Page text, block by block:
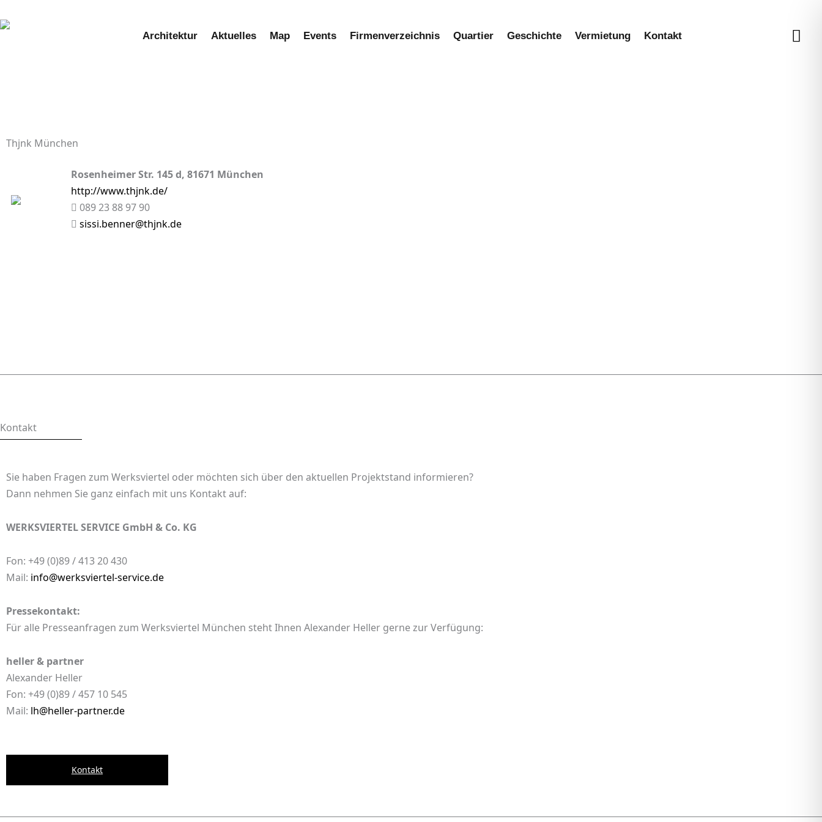
Inhalt
Architektur Aktuelles Map Events Firmenverzeichnis​ Quartier Geschichte Vermietung Kontakt
Thjnk München
Rosenheimer Str. 145 d, 81671 München
http://www.thjnk.de/
089 23 88 97 90
sissi.benner@thjnk.de
Kontakt
Sie haben Fragen zum Werksviertel oder möchten sich über den aktuellen Projektstand informieren?
Dann nehmen Sie ganz einfach mit uns Kontakt auf:
WERKSVIERTEL SERVICE GmbH & Co. KG
Fon: +49 (0)89 / 413 20 430
Mail: info@werksviertel-service.de
Pressekontakt:
Für alle Presseanfragen zum Werksviertel München steht Ihnen Alexander Heller gerne zur Verfügung:
heller & partner
Alexander Heller
Fon: +49 (0)89 / 457 10 545
Mail: lh@heller-partner.de
Kontakt